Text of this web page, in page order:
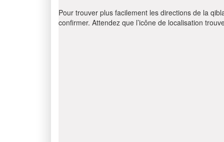
Pour trouver plus facilement les directions de la
confirmer. Attendez que l’icône de localisation